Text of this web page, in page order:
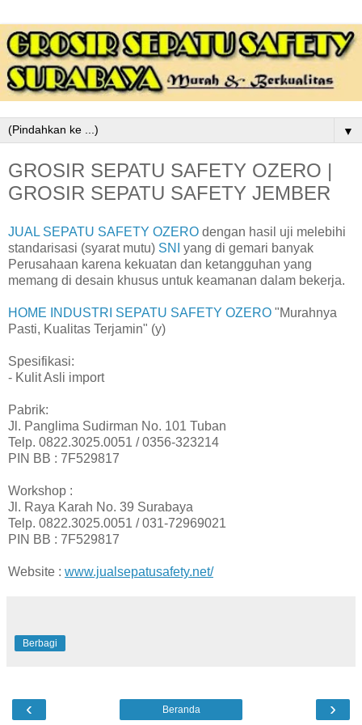
▼
GROSIR SEPATU SAFETY OZERO |
GROSIR SEPATU SAFETY JEMBER
JUAL SEPATU SAFETY OZERO dengan hasil uji melebihi
standarisasi (syarat mutu) SNI
yang di gemari banyak
Perusahaan karena kekuatan dan ketangguhan yang
memang di desain khusus untuk keamanan dalam bekerja.
HOME INDUSTRI SEPATU SAFETY OZERO "Murahnya
Pasti, Kualitas Terjamin" (y)
Spesifikasi:
- Kulit Asli import
Pabrik:
Jl. Panglima Sudirman No. 101 Tuban
Telp. 0822.3025.0051 / 0356-323214
PIN BB : 7F529817
Workshop :
Jl. Raya Karah No. 39 Surabaya
Telp. 0822.3025.0051 / 031-72969021
PIN BB : 7F529817
Website : www.jualsepatusafety.net/
Berbagi
‹ ›
Beranda